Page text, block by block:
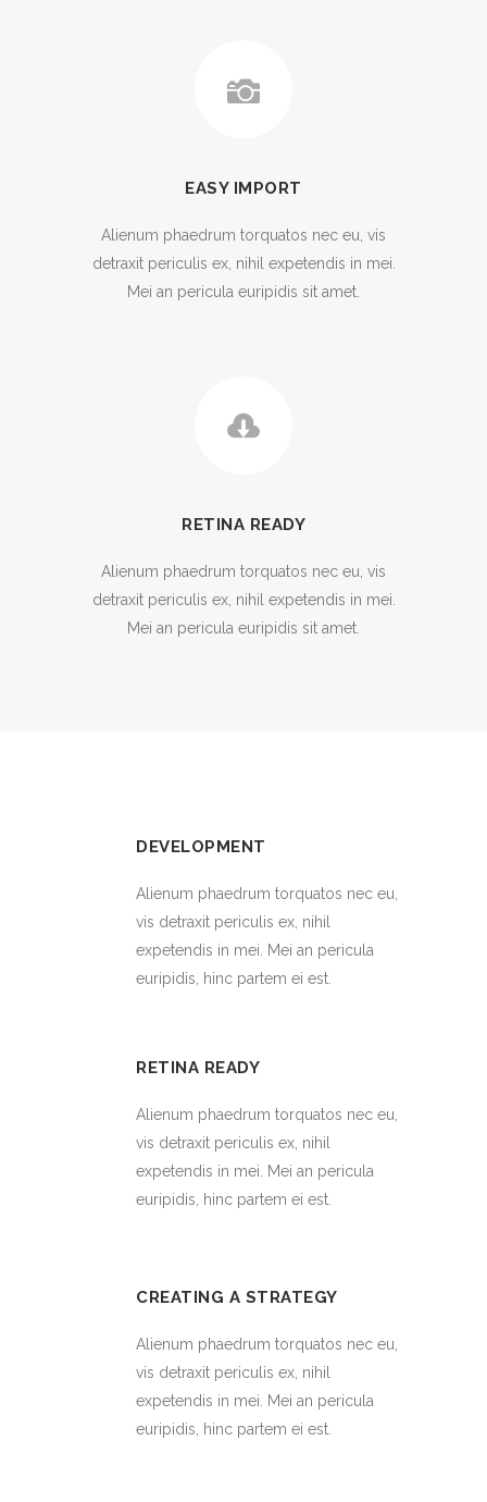
EASY IMPORT
Alienum phaedrum torquatos nec eu, vis
detraxit periculis ex, nihil expetendis in mei.
Mei an pericula euripidis sit amet.
RETINA READY
Alienum phaedrum torquatos nec eu, vis
detraxit periculis ex, nihil expetendis in mei.
Mei an pericula euripidis sit amet.
DEVELOPMENT
Alienum phaedrum torquatos nec eu,
vis detraxit periculis ex, nihil
expetendis in mei. Mei an pericula
euripidis, hinc partem ei est.
RETINA READY
Alienum phaedrum torquatos nec eu,
vis detraxit periculis ex, nihil
expetendis in mei. Mei an pericula
euripidis, hinc partem ei est.
CREATING A STRATEGY
Alienum phaedrum torquatos nec eu,
vis detraxit periculis ex, nihil
expetendis in mei. Mei an pericula
euripidis, hinc partem ei est.